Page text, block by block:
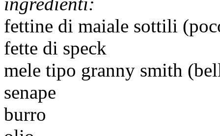
fettine di maiale sottili
fette di speck
mele tipo granny smith
senape
burro